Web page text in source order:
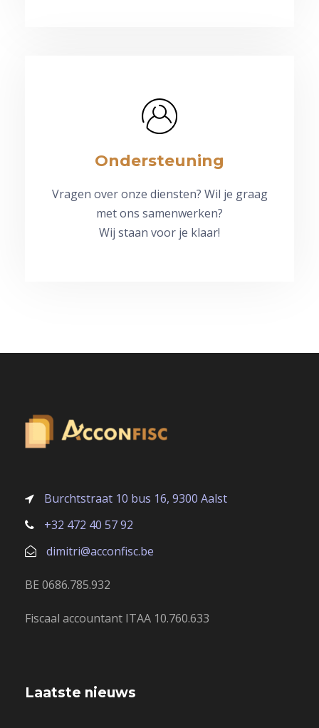
Ondersteuning
Vragen over onze diensten? Wil je graag
met ons samenwerken?
Wij staan voor je klaar!
Burchtstraat 10 bus 16, 9300 Aalst
+32 472 40 57 92
dimitri@acconfisc.be
BE 0686.785.932
Fiscaal accountant ITAA 10.760.633
Laatste nieuws